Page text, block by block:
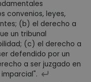
convenios, leyes,
(b) el derecho a
un tribunal
(c) el derecho a
defendido por un
a ser juzgado en